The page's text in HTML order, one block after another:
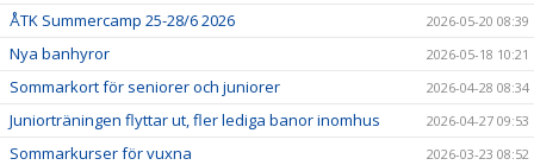
ÅTK Summercamp 25-28/6 2026 2026-05-20 08:39
Nya banhyror 2026-05-18 10:21
Sommarkort för seniorer och juniorer 2026-04-28 08:34
Juniorträningen flyttar ut, fler lediga banor inomhus 2026-04-27 09:53
Sommarkurser för vuxna 2026-03-23 08:52